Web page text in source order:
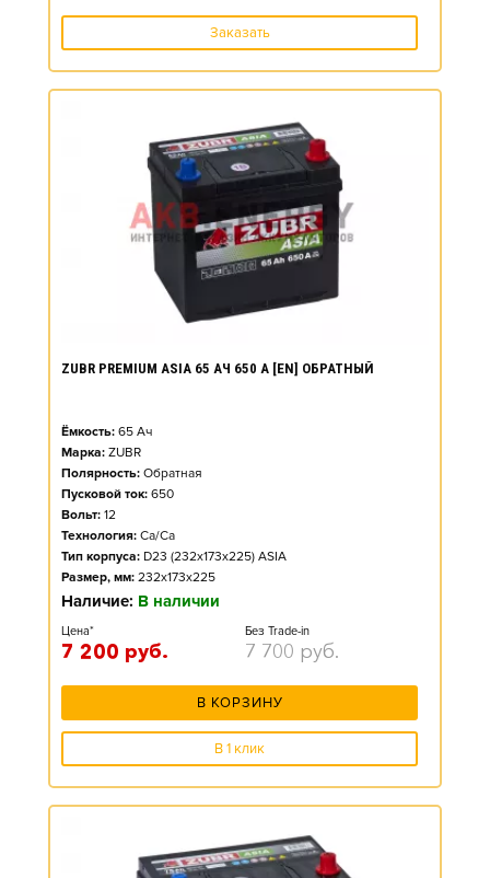
Заказать
ZUBR PREMIUM ASIA 65 АЧ 650 А [EN] ОБРАТНЫЙ
Ёмкость: 65 Ач
Марка: ZUBR
Полярность: Обратная
Пусковой ток: 650
Вольт: 12
Технология: Ca/Ca
Тип корпуса: D23 (232x173x225) ASIA
Размер, мм: 232x173x225
Наличие: В наличии
Цена*
7 200 руб.
Без Trade-in
7 700 руб.
В КОРЗИНУ
В 1 клик